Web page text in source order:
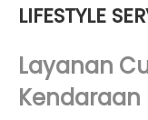
LIFESTYLE
Layanan
Kendaraan